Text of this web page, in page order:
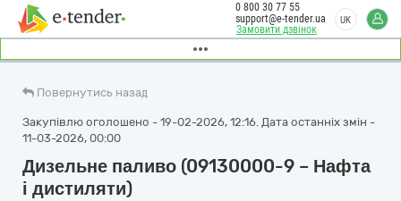
Замовити дзвінок
0 800 30 77 55
support@e-tender.ua
UK
Повернутись назад
Закупівлю оголошено - 19-02-2026, 12:16. Дата останніх змін -
11-03-2026, 00:00
Дизельне паливо (09130000-9 – Нафта
і дистиляти)